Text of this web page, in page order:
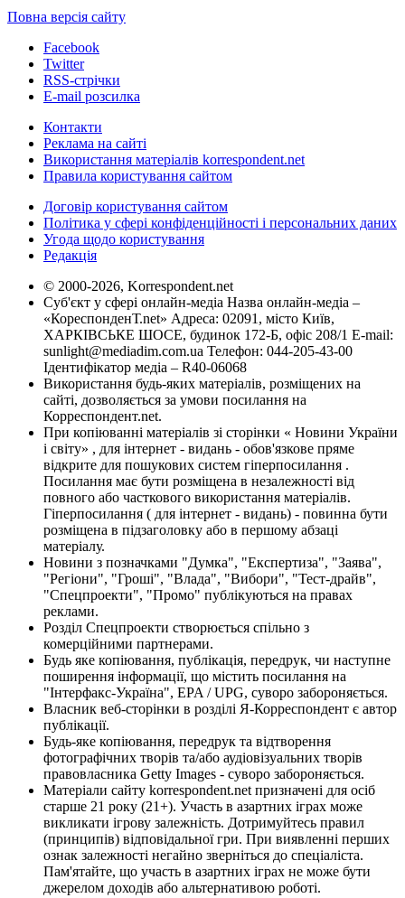
Повна версія сайту
Facebook
Twitter
RSS-стрічки
E-mail розсилка
Контакти
Реклама на сайті
Використання матеріалів korrespondent.net
Правила користування сайтом
Договір користування сайтом
Політика у сфері конфіденційності і персональних даних
Угода щодо користування
Редакція
© 2000-2026, Korrespondent.net
Суб'єкт у сфері онлайн-медіа Назва онлайн-медіа –
«КореспонденТ.net» Адреса: 02091, місто Київ,
ХАРКІВСЬКЕ ШОСЕ, будинок 172-Б, офіс 208/1 E-mail:
sunlight@mediadim.com.ua Телефон: 044-205-43-00
Ідентифікатор медіа – R40-06068
Використання будь-яких матеріалів, розміщених на
сайті, дозволяється за умови посилання на
Корреспондент.net.
При копіюванні матеріалів зі сторінки « Новини України
і світу» , для інтернет - видань - обов'язкове пряме
відкрите для пошукових систем гіперпосилання .
Посилання має бути розміщена в незалежності від
повного або часткового використання матеріалів.
Гіперпосилання ( для інтернет - видань) - повинна бути
розміщена в підзаголовку або в першому абзаці
матеріалу.
Новини з позначками "Думка", "Експертиза", "Заява",
"Регіони", "Гроші", "Влада", "Вибори", "Тест-драйв",
"Спецпроекти", "Промо" публікуються на правах
реклами.
Розділ Спецпроекти створюється спільно з
комерційними партнерами.
Будь яке копіювання, публікація, передрук, чи наступне
поширення інформації, що містить посилання на
"Інтерфакс-Україна", EPA / UPG, суворо забороняється.
Власник веб-сторінки в розділі Я-Корреспондент є автор
публікації.
Будь-яке копіювання, передрук та відтворення
фотографічних творів та/або аудіовізуальних творів
правовласника Getty Images - суворо забороняється.
Матеріали сайту korrespondent.net призначені для осіб
старше 21 року (21+). Участь в азартних іграх може
викликати ігрову залежність. Дотримуйтесь правил
(принципів) відповідальної гри. При виявленні перших
ознак залежності негайно зверніться до спеціаліста.
Пам'ятайте, що участь в азартних іграх не може бути
джерелом доходів або альтернативою роботі.